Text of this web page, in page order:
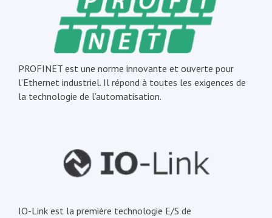
PROFINET est une norme innovante et ouverte pour
l’Ethernet industriel. Il répond à toutes les exigences de
la technologie de l’automatisation.
IO-Link est la première technologie E/S de